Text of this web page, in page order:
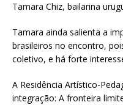
Tamara Chiz, bailarina
Tamara ainda salienta a
brasileiros no encontro,
coletivo, e há forte
A Residência Artístico-
integração: A fronteira